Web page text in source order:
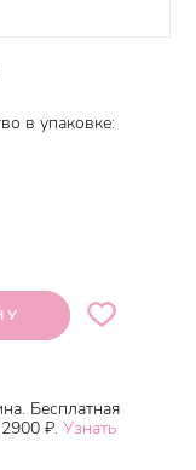
в упаковке:
Бесплатная
₽. Узнать